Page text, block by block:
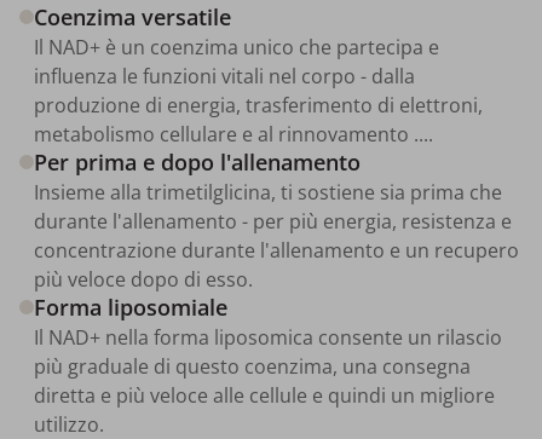
Coenzima versatile
Il NAD+ è un coenzima unico che partecipa e
influenza le funzioni vitali nel corpo - dalla
produzione di energia, trasferimento di elettroni,
metabolismo cellulare e al rinnovamento ....
Per prima e dopo l'allenamento
Insieme alla trimetilglicina, ti sostiene sia prima che
durante l'allenamento - per più energia, resistenza e
concentrazione durante l'allenamento e un recupero
più veloce dopo di esso.
Forma liposomiale
Il NAD+ nella forma liposomica consente un rilascio
più graduale di questo coenzima, una consegna
diretta e più veloce alle cellule e quindi un migliore
utilizzo.